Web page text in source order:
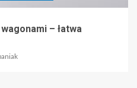
– łatwa